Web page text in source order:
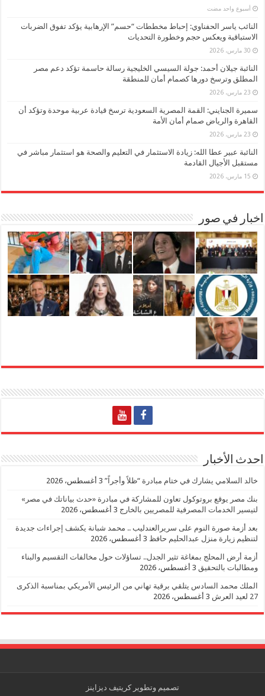
‏أسبوع واحد مضت
النائب ياسر الحفناوي: إحباط مخططات “حسم” الإرهابية يؤكد تفوق الضربات
الاستباقية ويعكس حجم وخطورة التحديات
30 مارس، 2026
النائبة جيلان أحمد: جولة السيسي الخليجية رسالة حاسمة تؤكد دعم مصر
المطلق وترسخ دورها كصمام أمان للمنطقة
23 مارس، 2026
سميرة الجنايني: القمة المصرية السعودية ترسخ قيادة عربية موحدة وتؤكد أن
القاهرة والرياض صمام أمان الأمة
23 مارس، 2026
النائبة عبير عطا الله: زيادة الاستثمار في التعليم والصحة هو استثمار مباشر في
مستقبل الأجيال القادمة
15 مارس، 2026
اخبار في صور
احدث الأخبار
خالد السلامي يشارك في ختام مبادرة “ظلاً وأجراً” 3 أغسطس، 2026
بنك مصر يوقع بروتوكول تعاون للمشاركة في مبادرة «حدث بياناتك في مصر»
لتيسير الخدمات المصرفية للمصريين بالخارج 3 أغسطس، 2026
بعد أزمة صورة النوم على سريرالعندليب .. محمد شبانة يكشف إجراءات جديدة
لتنظيم زيارة منزل عبدالحليم حافظ 3 أغسطس، 2026
أزمة أرض المحلج بمغاغة تثير الجدل.. تساؤلات حول مخالفات التقسيم والبناء
ومطالبات بالتحقيق 3 أغسطس، 2026
الملك محمد السادس يتلقي برقية تهاني من الرئيس الأمريكي بمناسبة الذكرى
27 لعيد العرش
3 أغسطس، 2026
تصميم وتطويركريتيف ديزاينز